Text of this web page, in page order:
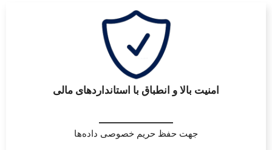
امنیت بالا و انطباق با استانداردهای مالی
جهت حفظ حریم خصوصی داده‌ها